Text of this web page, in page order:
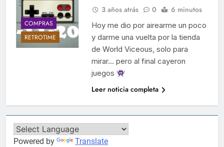
COMPRAS
RETROTIME
3 años atrás 0 6 minutos
Hoy me dio por airearme un poco
y darme una vuelta por la tienda
de World Viceous, solo para
mirar… pero al final cayeron
juegos
Leer noticia completa
Powered by Translate